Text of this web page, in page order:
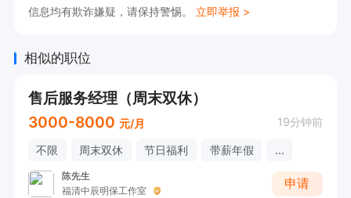
信息均有欺诈嫌疑，请保持警惕。 立即举报 >
相似的职位
售后服务经理（周末双休）
3000-8000 元/月 19分钟前
不限 周末双休 节日福利 带薪年假 ...
陈先生
福清中辰明保工作室
申请